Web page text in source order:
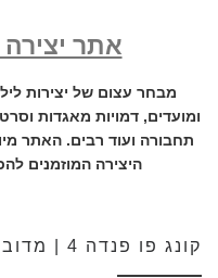
אתר יצירה
מבחר עצום של יצירות
ומועדים, דמויות מאגדות
תחבורה ועוד רבים. האתר
היצירה המוזמנים
קונג פו פנדה 4 | מדובב